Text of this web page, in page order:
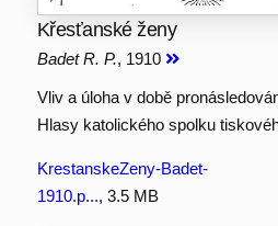
Křesťanské ženy
Badet R. P., 1910
Vliv a úloha v době
Hlasy katolického spolku
KrestanskeZeny-Badet-
1910.p..., 3.5 MB